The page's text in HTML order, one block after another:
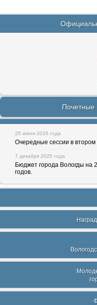
Почетные
25 июня 2026 года
Очередные сессии в втором
7 декабря 2025 года
Бюджет города Вологды на
годов.